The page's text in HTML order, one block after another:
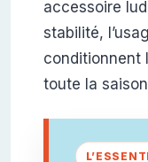
accessoire
stabilité,
conditionnent
toute la